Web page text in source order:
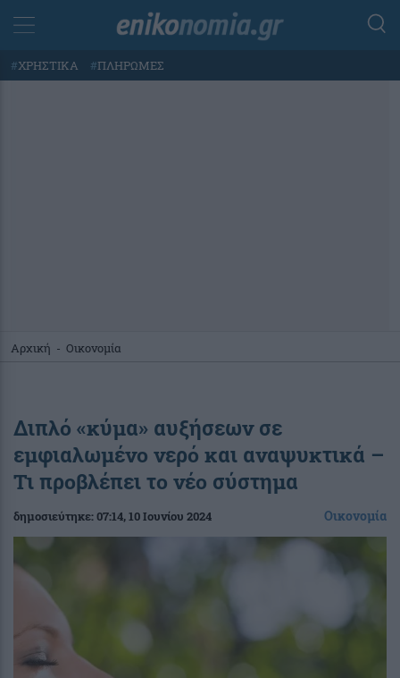
#ΧΡΗΣΤΙΚΑ #ΠΛΗΡΩΜΕΣ
Αρχική - Οικονομία
Διπλό «κύμα» αυξήσεων σε
εμφιαλωμένο νερό και αναψυκτικά –
Τι προβλέπει το νέο σύστημα
δημοσιεύτηκε:07:14, 10 Ιουνίου 2024 Οικονομία